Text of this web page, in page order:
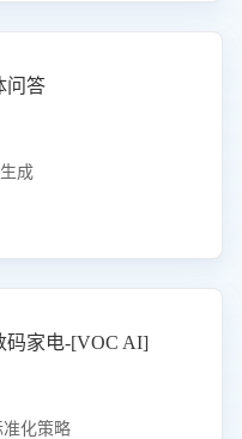
问答
成
码家电-[VOC AI]
准化策略